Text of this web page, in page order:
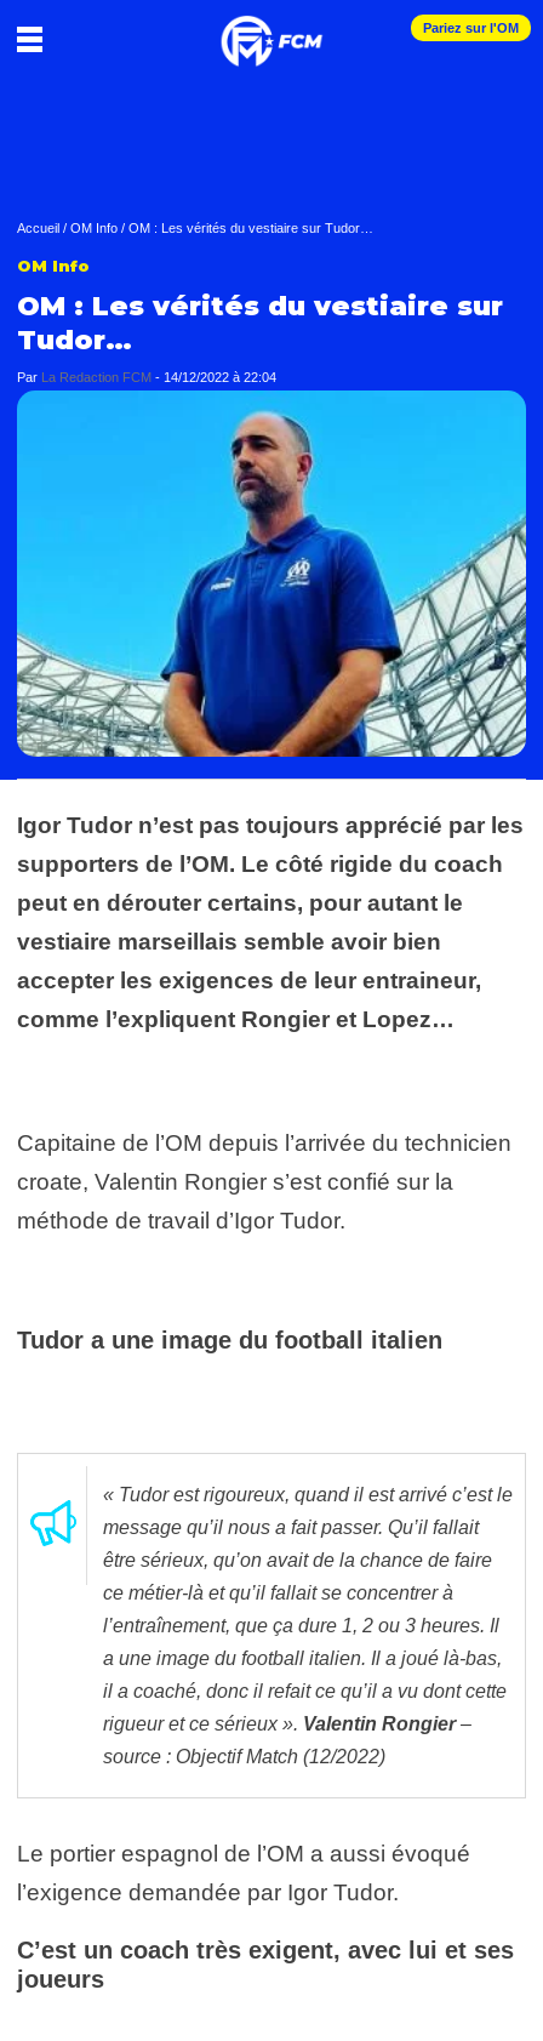
Pariez sur l'OM
Accueil / OM Info / OM : Les vérités du vestiaire sur Tudor…
OM Info
OM : Les vérités du vestiaire sur
Tudor…
Par La Redaction FCM - 14/12/2022 à 22:04
Igor Tudor n’est pas toujours apprécié par les
supporters de l’OM. Le côté rigide du coach
peut en dérouter certains, pour autant le
vestiaire marseillais semble avoir bien
accepter les exigences de leur entraineur,
comme l’expliquent Rongier et Lopez…
Capitaine de l’OM depuis l’arrivée du technicien
croate, Valentin Rongier s’est confié sur la
méthode de travail d’Igor Tudor.
Tudor a une image du football italien
« Tudor est rigoureux, quand il est arrivé c’est le
message qu’il nous a fait passer. Qu’il fallait
être sérieux, qu’on avait de la chance de faire
ce métier-là et qu’il fallait se concentrer à
l’entraînement, que ça dure 1, 2 ou 3 heures. Il
a une image du football italien. Il a joué là-bas,
il a coaché, donc il refait ce qu’il a vu dont cette
rigueur et ce sérieux ». Valentin Rongier–
source : Objectif Match (12/2022)
Le portier espagnol de l’OM a aussi évoqué
l’exigence demandée par Igor Tudor.
C’est un coach très exigent, avec lui et ses
joueurs